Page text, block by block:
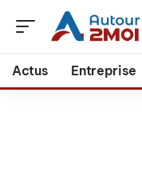
Actus Entreprise